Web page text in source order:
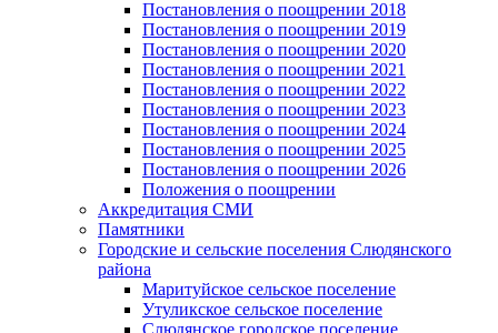
Постановления о поощрении 2018
Постановления о поощрении 2019
Постановления о поощрении 2020
Постановления о поощрении 2021
Постановления о поощрении 2022
Постановления о поощрении 2023
Постановления о поощрении 2024
Постановления о поощрении 2025
Постановления о поощрении 2026
Положения о поощрении
Аккредитация СМИ
Памятники
Городские и сельские поселения Слюдянского
района
Маритуйское сельское поселение
Утуликское сельское поселение
Слюдянское городское поселение